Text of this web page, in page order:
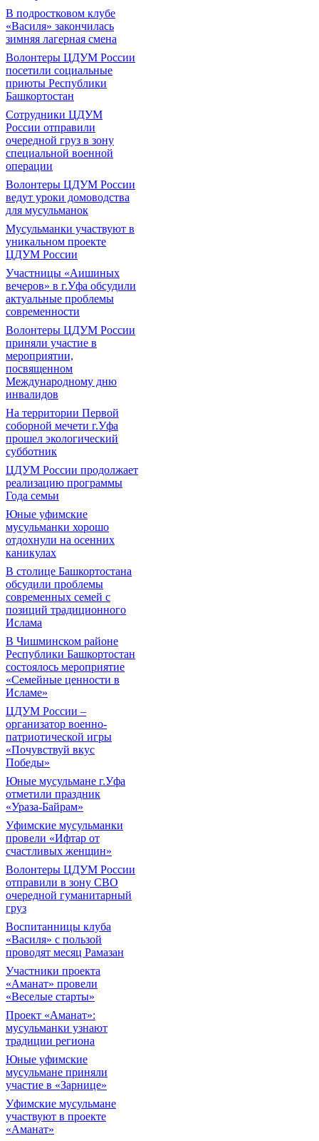
В подростковом клубе
«Василя» закончилась
зимняя лагерная смена
Волонтеры ЦДУМ России
посетили социальные
приюты Республики
Башкортостан
Сотрудники ЦДУМ
России отправили
очередной груз в зону
специальной военной
операции
Волонтеры ЦДУМ России
ведут уроки домоводства
для мусульманок
Мусульманки участвуют в
уникальном проекте
ЦДУМ России
Участницы «Аишиных
вечеров» в г.Уфа обсудили
актуальные проблемы
современности
Волонтеры ЦДУМ России
приняли участие в
мероприятии,
посвященном
Международному дню
инвалидов
На территории Первой
соборной мечети г.Уфа
прошел экологический
субботник
ЦДУМ России продолжает
реализацию программы
Года семьи
Юные уфимские
мусульманки хорошо
отдохнули на осенних
каникулах
В столице Башкортостана
обсудили проблемы
современных семей с
позиций традиционного
Ислама
В Чишминском районе
Республики Башкортостан
состоялось мероприятие
«Семейные ценности в
Исламе»
ЦДУМ России –
организатор военно-
патриотической игры
«Почувствуй вкус
Победы»
Юные мусульмане г.Уфа
отметили праздник
«Ураза-Байрам»
Уфимские мусульманки
провели «Ифтар от
счастливых женщин»
Волонтеры ЦДУМ России
отправили в зону СВО
очередной гуманитарный
груз
Воспитанницы клуба
«Василя» с пользой
проводят месяц Рамазан
Участники проекта
«Аманат» провели
«Веселые старты»
Проект «Аманат»:
мусульманки узнают
традиции региона
Юные уфимские
мусульмане приняли
участие в «Зарнице»
Уфимские мусульмане
участвуют в проекте
«Аманат»